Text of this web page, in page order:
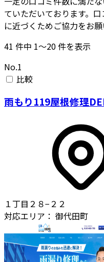
ていただいております。
に近づくためご協力をお願
41 件中 1〜20件を表示
No.1
比較
雨もり119屋根修理
１丁目２８−２２
対応エリア： 御代田町